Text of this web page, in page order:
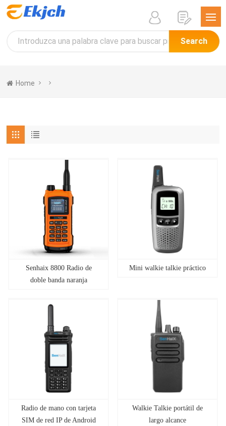
Search
Home
Senhaix 8800 Radio de
doble banda naranja
Mini walkie talkie práctico
Radio de mano con tarjeta
SIM de red IP de Android
Walkie Talkie portátil de
largo alcance